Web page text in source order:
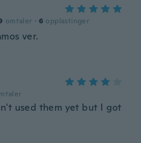
omtaler · 6 opplastinger
ver.
used them yet but I got